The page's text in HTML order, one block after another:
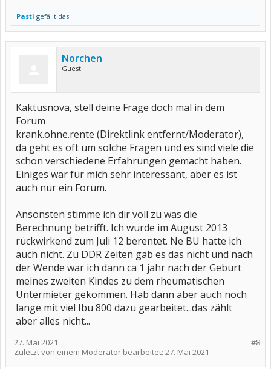
Pasti gefällt das.
Norchen
Guest
Kaktusnova, stell deine Frage doch mal in dem
Forum
krank.ohne.rente (Direktlink entfernt/Moderator),
da geht es oft um solche Fragen und es sind viele die
schon verschiedene Erfahrungen gemacht haben.
Einiges war für mich sehr interessant, aber es ist
auch nur ein Forum.
Ansonsten stimme ich dir voll zu was die
Berechnung betrifft. Ich wurde im August 2013
rückwirkend zum Juli 12 berentet. Ne BU hatte ich
auch nicht. Zu DDR Zeiten gab es das nicht und nach
der Wende war ich dann ca 1 jahr nach der Geburt
meines zweiten Kindes zu dem rheumatischen
Untermieter gekommen. Hab dann aber auch noch
lange mit viel Ibu 800 dazu gearbeitet...das zählt
aber alles nicht...
#8
27. Mai 2021
Zuletzt von einem Moderator bearbeitet: 27. Mai 2021